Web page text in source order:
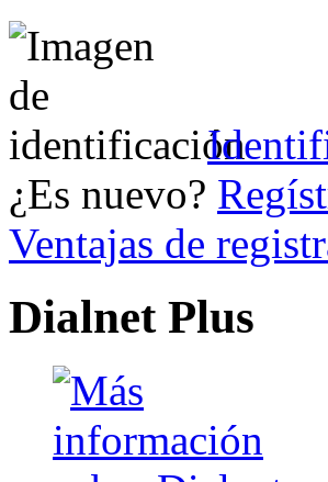
¿Es nuevo?
Ventajas de
Dialnet Plus